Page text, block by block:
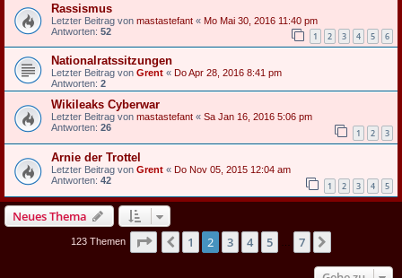
Rassismus
Letzter Beitrag von mastastefant « Mo Mai 30, 2016 11:40 pm
Antworten: 52 1 2 3 4 5 6
Nationalratssitzungen
Letzter Beitrag von Grent « Do Apr 28, 2016 8:41 pm
Antworten: 2
Wikileaks Cyberwar
Letzter Beitrag von mastastefant « Sa Jan 16, 2016 5:06 pm
Antworten: 26 1 2 3
Arnie der Trottel
Letzter Beitrag von Grent « Do Nov 05, 2015 12:04 am
Antworten: 42 1 2 3 4 5
Neues Thema
123 Themen Seite von
Vorherige
1 2 3 4 5 7